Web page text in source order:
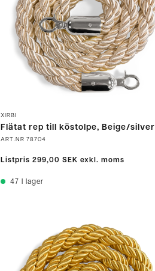
XIRBI
Flätat rep till köstolpe, Beige/silver
ART.NR 78704
Listpris 299,00 SEK exkl. moms
47 I lager